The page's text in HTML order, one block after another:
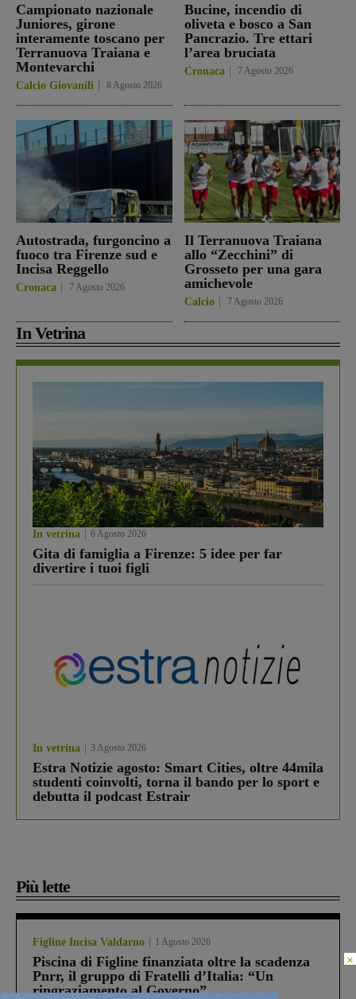
Campionato nazionale
Juniores, girone
interamente toscano per
Terranuova Traiana e
Montevarchi
Calcio Giovanili 8 Agosto 2026
Bucine, incendio di
oliveta e bosco a San
Pancrazio. Tre ettari
l’area bruciata
Cronaca 7 Agosto 2026
Autostrada, furgoncino a
fuoco tra Firenze sud e
Incisa Reggello
Cronaca 7 Agosto 2026
Il Terranuova Traiana
allo “Zecchini” di
Grosseto per una gara
amichevole
Calcio 7 Agosto 2026
In Vetrina
In vetrina 6 Agosto 2026
Gita di famiglia a Firenze: 5 idee per far
divertire i tuoi figli
In vetrina 3 Agosto 2026
Estra Notizie agosto: Smart Cities, oltre 44mila
studenti coinvolti, torna il bando per lo sport e
debutta il podcast Estrair
Più lette
Figline Incisa Valdarno 1 Agosto 2026
Piscina di Figline finanziata oltre la scadenza
Pnrr, il gruppo di Fratelli d’Italia: “Un
ringraziamento al Governo”
×